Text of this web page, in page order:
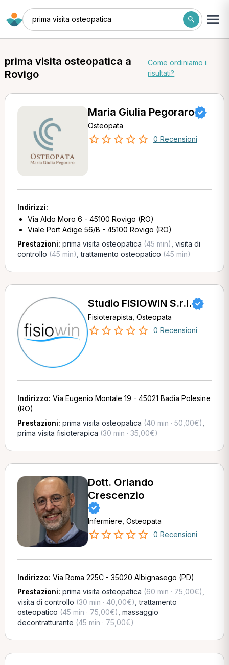
prima visita osteopatica
prima visita osteopatica a
Rovigo
Come ordiniamo i
risultati?
Maria Giulia Pegoraro
Osteopata
0 Recensioni
Indirizzi:
Via Aldo Moro 6 - 45100 Rovigo (RO)
Viale Port Adige 56/B - 45100 Rovigo (RO)
Prestazioni: prima visita osteopatica (45 min) visita di
controllo (45 min) ,trattamento osteopatico (45 min)
Studio FISIOWIN S.r.l.
Fisioterapista, Osteopata
0 Recensioni
Indirizzo: Via Eugenio Montale 19 - 45021 Badia Polesine
(RO)
Prestazioni: prima visita osteopatica (40 min · 50,00€)
prima visita fisioterapica (30 min · 35,00€)
Dott. Orlando
Crescenzio
Infermiere, Osteopata
0 Recensioni
Indirizzo: Via Roma 225C - 35020 Albignasego (PD)
Prestazioni: prima visita osteopatica (60 min · 75,00€)
visita di controllo (30 min · 40,00€) ,trattamento
osteopatico (45 min · 75,00€) massaggio
decontratturante (45 min · 75,00€)